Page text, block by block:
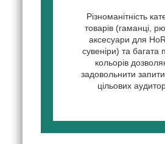
Різноманітність
товарів (гаманці,
аксесуари для
сувеніри) та багата
кольорів
задовольнити
цільових